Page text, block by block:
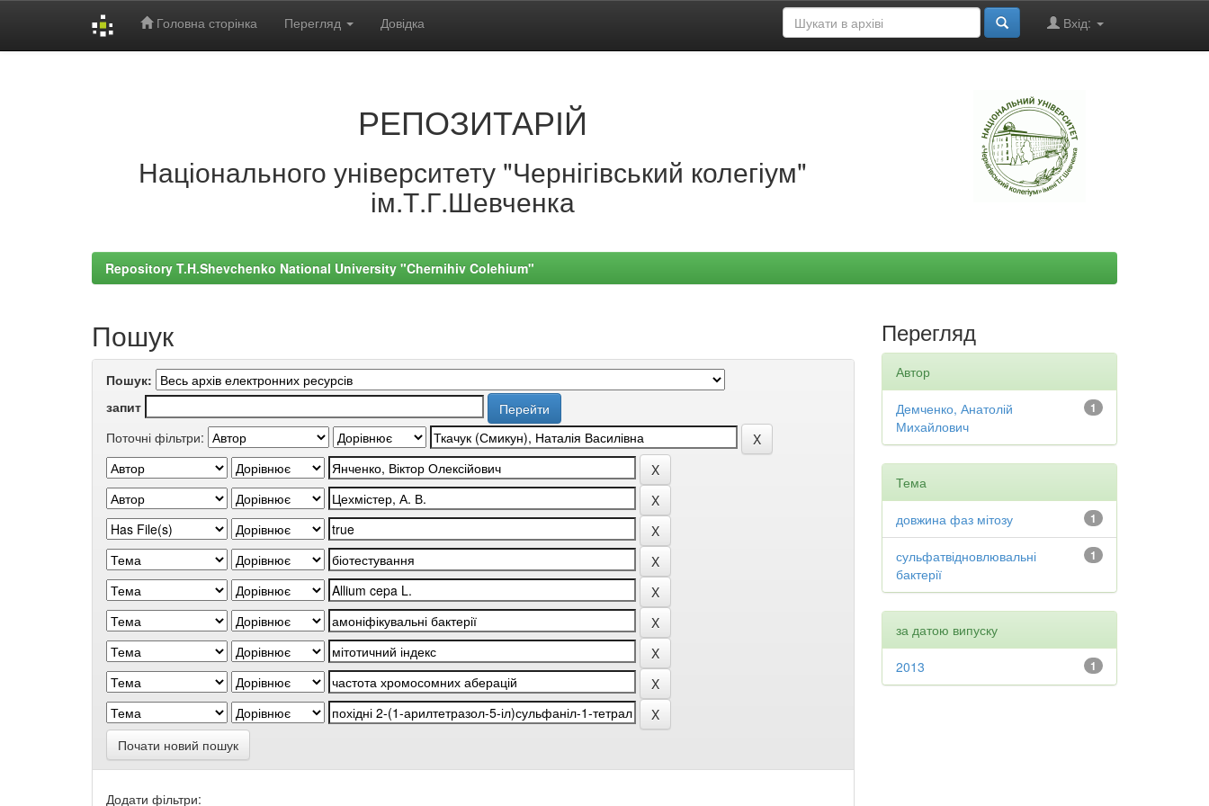
Головна сторінка Перегляд Довідка Вхід:
РЕПОЗИТАРІЙ
Національного університету "Чернігівський колегіум"
ім.Т.Г.Шевченка
Repository T.H.Shevchenko National University "Chernihiv Colehium"
Пошук
Пошук:
запит
Поточні фільтри:
Почати новий пошук
Додати фільтри:
Перегляд
Автор
1
Демченко, Анатолій
Михайлович
Тема
1
довжина фаз мітозу
1
сульфатвідновлювальні
бактерії
за датою випуску
1
2013